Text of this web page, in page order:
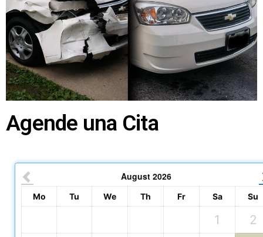
Agende una Cita
August 2026
Mo Tu We Th Fr Sa Su
1
2